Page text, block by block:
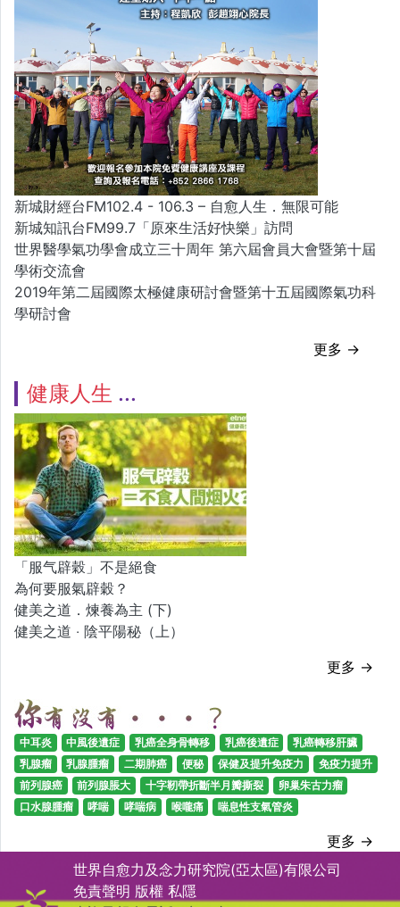
新城財經台FM102.4 - 106.3 – 自愈人生．無限可能
新城知訊台FM99.7「原來生活好快樂」訪問
世界醫學氣功學會成立三十周年 第六屆會員大會暨第十屆
學術交流會
2019年第二屆國際太極健康研討會暨第十五屆國際氣功科
學研討會
更多 →
健康人生
「服气辟穀」不是絕食
為何要服氣辟穀？
健美之道．煉養為主 (下)
健美之道 ‧ 陰平陽秘（上）
更多 →
中耳炎 中風後遺症 乳癌全身骨轉移 乳癌後遺症
乳癌轉移肝臟
乳腺瘤
乳腺腫瘤 二期肺癌 便秘 保健及提升免疫力
免疫力提升
前列腺癌
前列腺脹大 十字靭帶折斷半月瓣撕裂
卵巢朱古力瘤
口水腺腫瘤
哮喘 哮喘病 喉嚨痛 喘息性支氣管炎
更多 →
世界自愈力及念力研究院(亞太區)有限公司
免責聲明 版權 私隱